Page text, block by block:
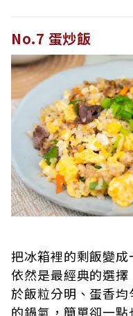
No.7 蛋炒飯
把冰箱裡的剩飯變
依然是最經典的選
於飯粒分明、蛋香
的鍋氣，簡單卻一點